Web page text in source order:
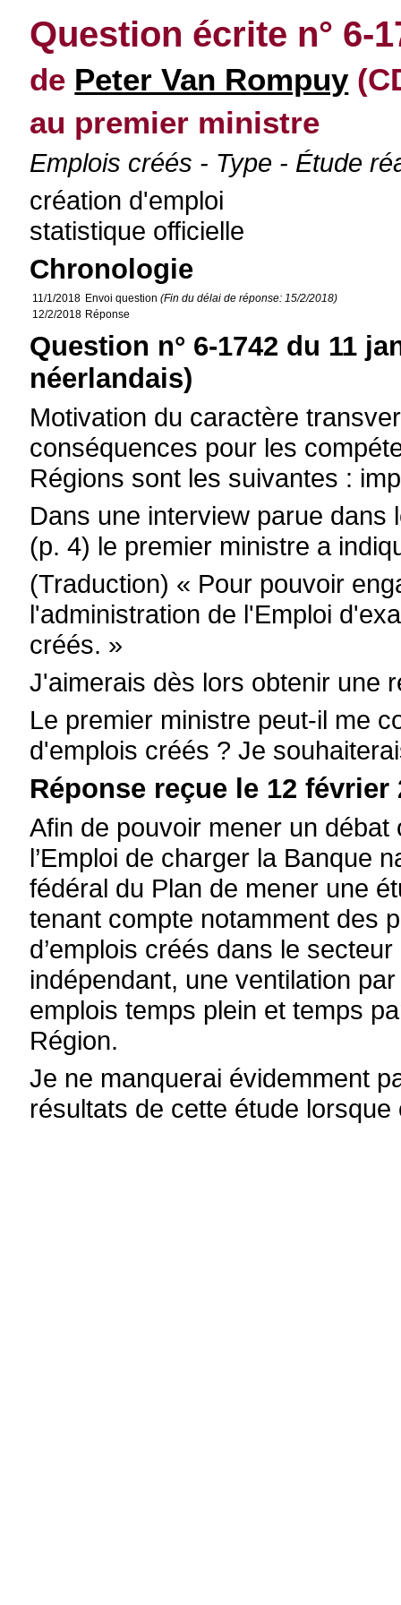
Question écrite n° 6-
de Peter Van Rompuy
au premier ministre
Emplois créés - Type - Étude
création d'emploi
statistique officielle
Chronologie
11/1/2018 Envoi question(Fin du délai de réponse: 15/2/2018)
12/2/2018 Réponse
Question n° 6-1742 du 11
néerlandais)
Motivation du caractère
conséquences pour les
Régions sont les suivantes :
Dans une interview parue dans
(p. 4) le premier ministre a
(Traduction) « Pour pouvoir
l'administration de l'Emploi
créés. »
J'aimerais dès lors obtenir une
Le premier ministre peut-il me
d'emplois créés ? Je
Réponse reçue le 12 février
Afin de pouvoir mener un débat
l’Emploi de charger la Banque
fédéral du Plan de mener une
tenant compte notamment des
d’emplois créés dans le
indépendant, une ventilation
emplois temps plein et temps
Région.
Je ne manquerai évidemment
résultats de cette étude